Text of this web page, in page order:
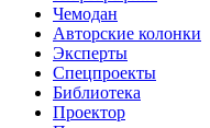
Чемодан
Авторские колонки
Эксперты
Спецпроекты
Библиотека
Проектор